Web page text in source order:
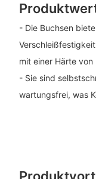
- Die Buchsen
mit einer Härte von
- Sie sind
wartungsfrei, was